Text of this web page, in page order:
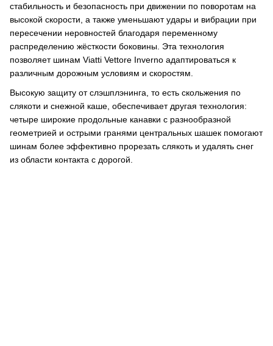
стабильность и безопасность при движении по поворотам на
высокой скорости, а также уменьшают удары и вибрации при
пересечении неровностей благодаря переменному
распределению жёсткости боковины. Эта технология
позволяет шинам Viatti Vettore Inverno адаптироваться к
различным дорожным условиям и скоростям.
Высокую защиту от слэшплэнинга, то есть скольжения по
слякоти и снежной каше, обеспечивает другая технология:
четыре широкие продольные канавки с разнообразной
геометрией и острыми гранями центральных шашек помогают
шинам более эффективно прорезать слякоть и удалять снег
из области контакта с дорогой.